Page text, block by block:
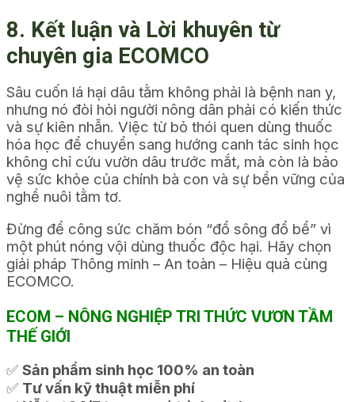
8. Kết luận và Lời khuyên từ
chuyên gia ECOMCO
Sâu cuốn lá hại dâu tằm không phải là bệnh nan y,
nhưng nó đòi hỏi người nông dân phải có kiến thức
và sự kiên nhẫn. Việc từ bỏ thói quen dùng thuốc
hóa học để chuyển sang hướng canh tác sinh học
không chỉ cứu vườn dâu trước mắt, mà còn là bảo
vệ sức khỏe của chính bà con và sự bền vững của
nghề nuôi tằm tơ.
Đừng để công sức chăm bón “đổ sông đổ bể” vì
một phút nóng vội dùng thuốc độc hại. Hãy chọn
giải pháp Thông minh – An toàn – Hiệu quả cùng
ECOMCO.
ECOM – NÔNG NGHIỆP TRI THỨC VƯƠN TẦM
THẾ GIỚI
✅ Sản phẩm sinh học 100% an toàn
✅ Tư vấn kỹ thuật miễn phí